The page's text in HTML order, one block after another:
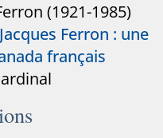
(1921-1985)
Ferron : une
français